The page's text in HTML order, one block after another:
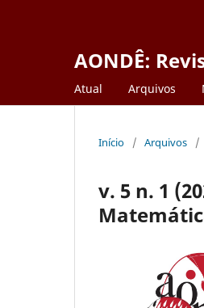
AONDÊ:
Atual Arquivos
Início / Arquivos /
v. 5 n. 1